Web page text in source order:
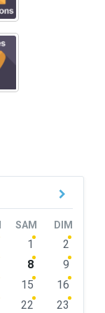
SAM DIM
1
2
8
9
15
16
22
23